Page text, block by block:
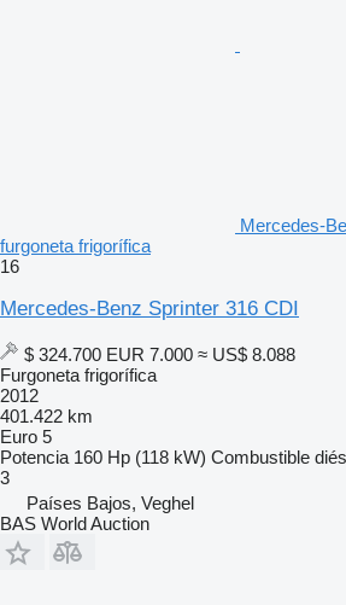
Mercedes-
furgoneta frigorífica
16
Mercedes-Benz Sprinter 316 CDI
$ 324.700 EUR 7.000 ≈ US$ 8.088
Furgoneta frigorífica
2012
401.422 km
Euro 5
Potencia 160 Hp (118 kW) Combustible
3
Países Bajos, Veghel
BAS World Auction